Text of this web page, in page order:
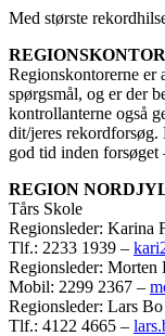
Med største
Regionskontorerne er
spørgsmål, og er der
kontrollanterne også
dit/jeres rekordforsøg.
god tid inden forsøget
REGION
Tårs Skole
Regionsleder: Karina
Tlf.: 2233 1939 –
Regionsleder: Morten
Mobil: 2299 2367 –
Regionsleder: Lars Bo
Tlf.: 4122 4665 –